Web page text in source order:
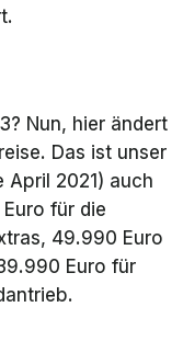
Nun, hier ändert
Das ist unser
April 2021) auch
für die
49.990 Euro
Euro für